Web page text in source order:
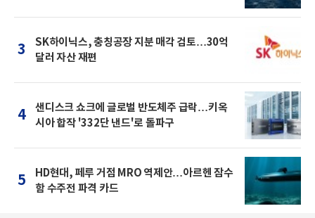
3
SK하이닉스, 충칭공장 지분 매각 검토…30억
달러 자산 재편
4
샌디스크 쇼크에 글로벌 반도체주 급락…키옥
시아 합작 '332단 낸드'로 돌파구
5
HD현대, 페루 거점 MRO 역제안…아르헨 잠수
함 수주전 파격 카드